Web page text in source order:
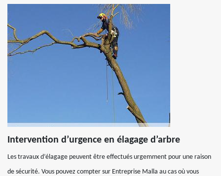
Intervention d’urgence en élagage d’arbre
Les travaux d’élagage peuvent être effectués urgemment pour une raison
de sécurité. Vous pouvez compter sur Entreprise Malla au cas où vous